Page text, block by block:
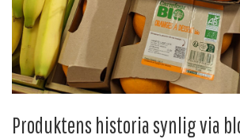
Produktens historia synlig via